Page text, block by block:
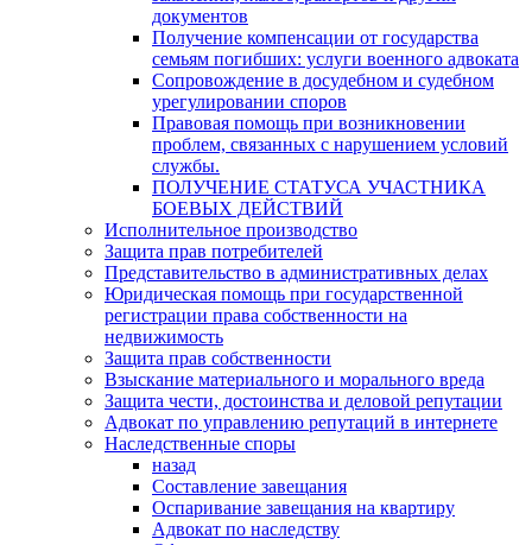
документов
Получение компенсации от государства
семьям погибших: услуги военного адвоката
Сопровождение в досудебном и судебном
урегулировании споров
Правовая помощь при возникновении
проблем, связанных с нарушением условий
службы.
ПОЛУЧЕНИЕ СТАТУСА УЧАСТНИКА
БОЕВЫХ ДЕЙСТВИЙ
Исполнительное производство
Защита прав потребителей
Представительство в административных делах
Юридическая помощь при государственной
регистрации права собственности на
недвижимость
Защита прав собственности
Взыскание материального и морального вреда
Защита чести, достоинства и деловой репутации
Адвокат по управлению репутаций в интернете
Наследственные споры
назад
Составление завещания
Оспаривание завещания на квартиру
Адвокат по наследству